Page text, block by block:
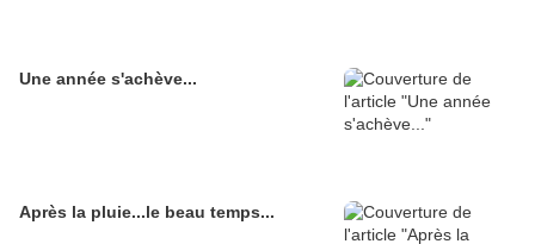
Une année s'achève...
Après la pluie...le beau temps...